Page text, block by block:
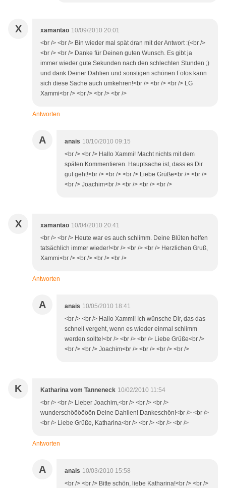
X xamantao 10/09/2010 20:01
<br /> <br /> Bin wieder mal spät dran mit der Antwort :(<br />
<br /> <br /> Danke für Deinen guten Wunsch. Es gibt ja
immer wieder gute Sekunden nach den schlechten Stunden ;)
und dank Deiner Dahlien und sonstigen schönen Fotos kann
sich diese Sache auch umkehren!<br /> <br /> <br /> LG
Xammi<br /> <br /> <br /> <br />
Antworten
A anais 10/10/2010 09:15
<br /> <br /> Hallo Xammi! Macht nichts mit dem
späten Kommentieren. Hauptsache ist, dass es Dir
gut geht!<br /> <br /> <br /> Liebe Grüße<br /> <br />
<br /> Joachim<br /> <br /> <br /> <br />
X xamantao 10/04/2010 20:41
<br /> <br /> Heute war es auch schlimm. Deine Blüten helfen
tatsächlich immer wieder!<br /> <br /> <br /> Herzlichen Gruß,
Xammi<br /> <br /> <br /> <br />
Antworten
A anais 10/05/2010 18:41
<br /> <br /> Hallo Xammi! Ich wünsche Dir, das das
schnell vergeht, wenn es wieder einmal schlimm
werden sollte!<br /> <br /> <br /> Liebe Grüße<br />
<br /> <br /> Joachim<br /> <br /> <br /> <br />
K Katharina vom Tanneneck 10/02/2010 11:54
<br /> <br /> Lieber Joachim,<br /> <br /> <br />
wunderschöööööön Deine Dahlien! Dankeschön!<br /> <br />
<br /> Liebe Grüße, Katharina<br /> <br /> <br /> <br />
Antworten
A anais 10/03/2010 15:58
<br /> <br /> Bitte schön, liebe Katharina!<br /> <br />